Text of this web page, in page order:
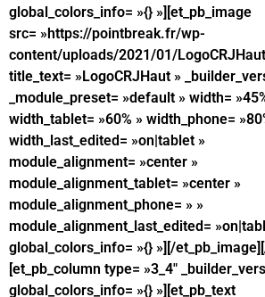
global_colors_info= »{} »][et_pb_image
src= »https://pointbreak.fr/wp-
content/uploads/2021/01/
title_text= »LogoCRJHaut »
_module_preset= »default » width=
width_tablet= »60% » width_phone=
width_last_edited= »on|tablet »
module_alignment= »center »
module_alignment_tablet= »center »
module_alignment_phone= » »
module_alignment_last_edited=
global_colors_info= »{} »][/
[et_pb_column type= »3_4″
global_colors_info= »{} »][et_pb_text